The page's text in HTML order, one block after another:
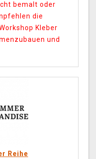
bemalt oder
die
Kleber
und
Reihe